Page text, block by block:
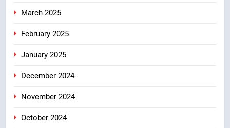
March 2025
February 2025
January 2025
December 2024
November 2024
October 2024